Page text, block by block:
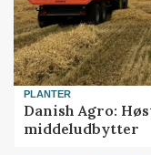
PLANTER
Danish Agro:
middeludbytter